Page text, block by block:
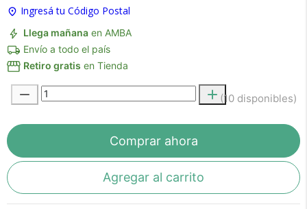
Ingresá tu Código Postal
Llega mañana en AMBA
Envío a todo el país
Retiro gratis en Tienda
(10 disponibles)
Comprar ahora
Agregar al carrito
Recibí el producto que esperabas o
En Bidcom te aseguramos recibir el producto
que esperabas o te devolvemos el 100% de tu
dinero!